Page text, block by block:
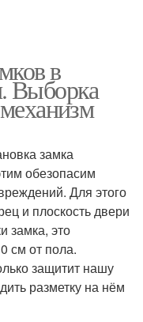
в
Выборка
замка
обезопасим
Для этого
и плоскость двери
замка, это
см от пола.
защитит нашу
разметку на нём